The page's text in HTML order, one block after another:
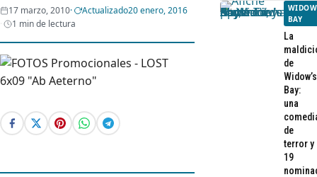
Webisodios
17 marzo, 2010 Actualizado20 enero, 2016
1 min de lectura
BAY
La
de
Widow’s
Bay:
una
de
terror y
19